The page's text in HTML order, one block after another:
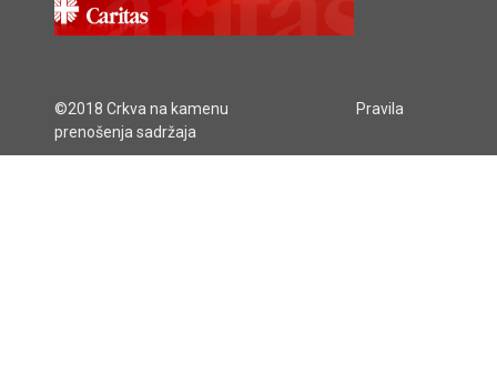
©2018 Crkva na kamenu
Pravila
prenošenja sadržaja